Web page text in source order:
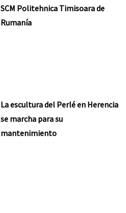
SCM Politehnica Timisoara de
Rumanía
La escultura del Perlé en Herencia
se marcha para su
mantenimiento